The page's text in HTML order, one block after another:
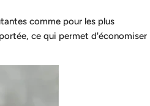
comme pour les plus
ce qui permet d'économiser